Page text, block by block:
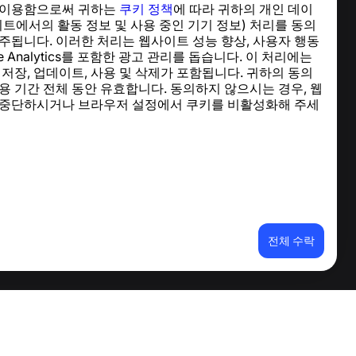
용함으로써 귀하는 쿠키 정책에 따라 귀하의 개인 데이
에서의 활동 정보 및 사용 중인 기기 정보) 처리를 동의
됩니다. 이러한 처리는 웹사이트 성능 향상, 사용자 행동
Analytics를 포함한 광고 관리를 돕습니다. 이 처리에는
장, 업데이트, 사용 및 삭제가 포함됩니다. 귀하의 동의
기간 전체 동안 유효합니다. 동의하지 않으시는 경우, 웹
단하시거나 브라우저 설정에서 쿠키를 비활성화해 주세
전체 수락
도움말 센터
뉴스 및 기사
프로젝트 소개
연락처